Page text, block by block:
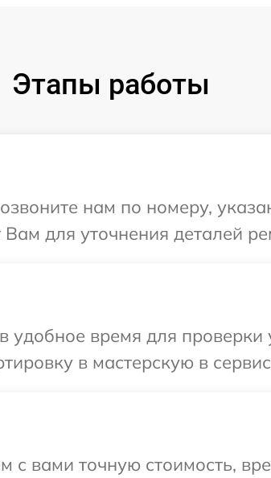
Этапы работы
нам по номеру,
для уточнения деталей
время для проверки
в мастерскую в
с вами точную стоимость,